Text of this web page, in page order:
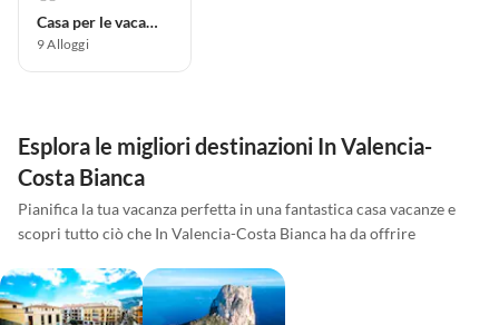
Casa per le vacanze
9Alloggi
Esplora le migliori destinazioni In Valencia-
Costa Bianca
Pianifica la tua vacanza perfetta in una fantastica casa vacanze e
scopri tutto ciò che In Valencia-Costa Bianca ha da offrire